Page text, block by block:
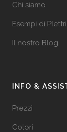
Chi siamo
Esempi di
Il nostro Blog
INFO &
Prezzi
Colori